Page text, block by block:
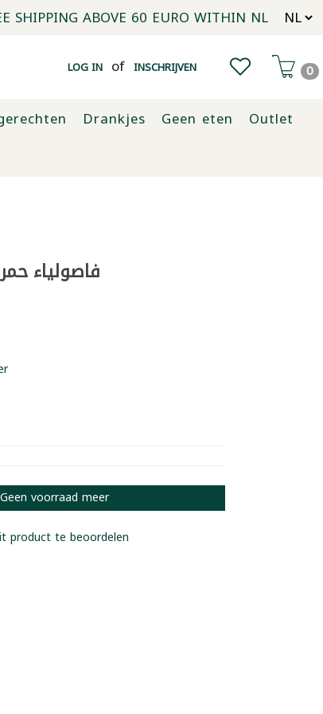
SHIPPING ABOVE 60 EURO WITHIN NL
LOG IN of INSCHRIJVEN 0
Drankjes Geen eten
Outlet
فاصولياء حمراء
Geen voorraad meer
product te beoordelen